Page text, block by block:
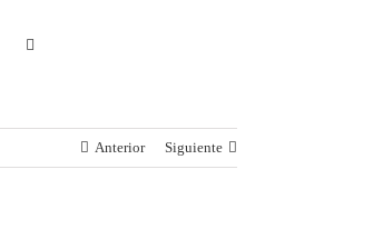
Anterior Siguiente